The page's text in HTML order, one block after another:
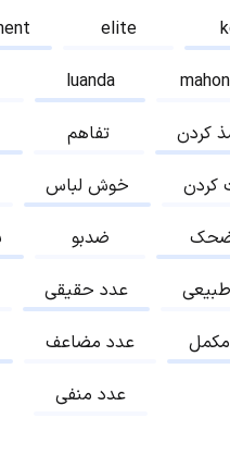
elite
luanda
تفاهم
کردن
خوش لباس
کردن
ضدبو
عدد حقیقی
عدد مضاعف
عدد منفی